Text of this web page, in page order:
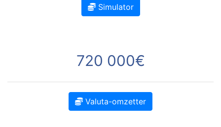
Simulator
720 000€
Valuta-omzetter